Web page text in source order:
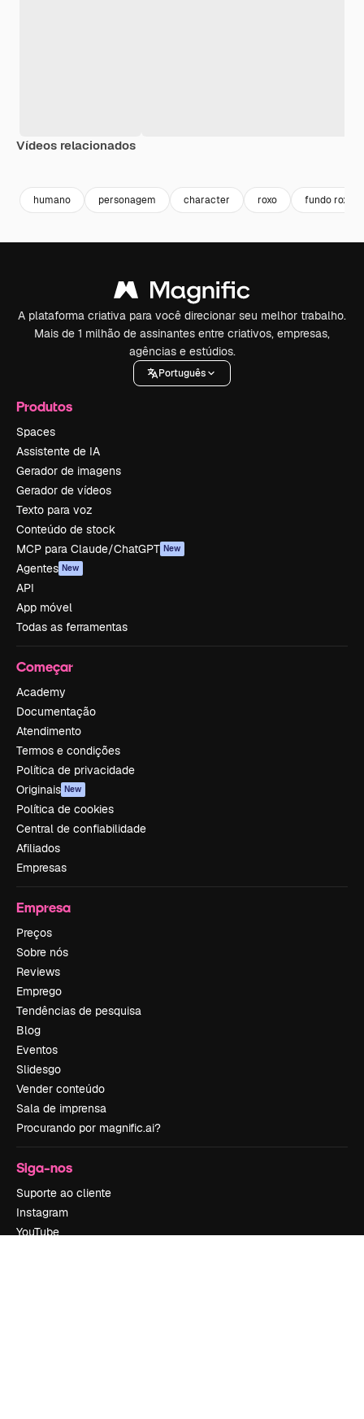
Vídeos relacionados
humano personagem character roxo fundo roxo
A plataforma criativa para você direcionar seu melhor trabalho.
Mais de 1 milhão de assinantes entre criativos, empresas,
agências e estúdios.
Português
Produtos
Spaces
Assistente de IA
Gerador de imagens
Gerador de vídeos
Texto para voz
Conteúdo de stock
MCP para Claude/ChatGPT New
Agentes New
API
App móvel
Todas as ferramentas
Começar
Academy
Documentação
Atendimento
Termos e condições
Política de privacidade
Originais New
Política de cookies
Central de confiabilidade
Afiliados
Empresas
Empresa
Preços
Sobre nós
Reviews
Emprego
Tendências de pesquisa
Blog
Eventos
Slidesgo
Vender conteúdo
Sala de imprensa
Procurando por magnific.ai?
Siga-nos
Suporte ao cliente
Instagram
YouTube